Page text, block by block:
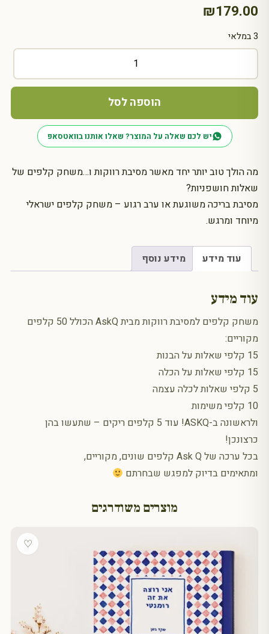
₪179.00
מה הולך טוב יותר יחד מאשר מסיבת רווקות ו…משחק קלפים של
שאלות חושפניות?
מסיבת בריכה משוגעת או ערב רגוע – משחק קלפים ישראלי
מיוחד ומרגש.
3 במלאי
כמות
משחקים
רווקות:
הוספה לסל
יש לכם שאלה על המוצר? שאלו אותנו בוואטסאפ
עוד מידע מידע נוסף
עוד מידע
משחק קלפים למסיבת רווקות מבית AskQ הכולל 50 קלפים
מקוריים:
15 קלפי שאלות על הבנות
15 קלפי שאלות על הכלה
5 קלפי שאלות לכלה עצמה
10 קלפי משימות
ולראשונה ב-ASKQ! עוד 5 קלפים ריקים – שתעשו בהן
כרצונכן!
בכל ערכה של Ask Q קלפים שונים, מקוריים,
ומתאימים בדיוק למפגש שבחרתם
מוצרים משודרגים
♡